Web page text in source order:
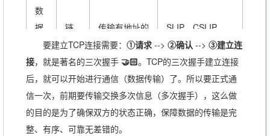
数
据
链
路
层
链
路
层
传输有地址的
帧以及错误检
测功能
SLIP，CSLIP，
PPP，ARP，
RARP，MTU
要建立TCP连接需要： ①请求 --> ②确认 --> ③建立连
接，就是著名的三次握手 🤝🏻。TCP的三次握手建立连接
后，就可以开始进行通信（数据传输）了。所以要正式通
信一次，前期要传输交换多次信息（多次握手），这么做
的目的是为了确保双方的状态正确，保障数据的传输是完
整、有序、可靠无差错的。